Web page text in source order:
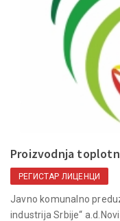
Proizvodnja
РЕГИСТАР ЛИЦЕНЦИ
Javno komunalno
industrija Srbije“